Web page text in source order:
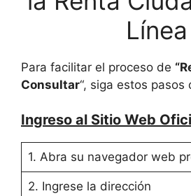
Línea
Para facilitar el proceso de
Consultar“, siga estos pasos
Ingreso al Sitio Web
1. Abra su navegador web
2. Ingrese la dirección